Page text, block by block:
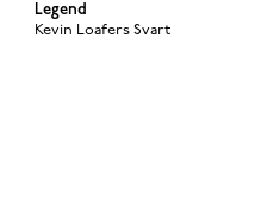
Legend
Kevin Loafers Svart